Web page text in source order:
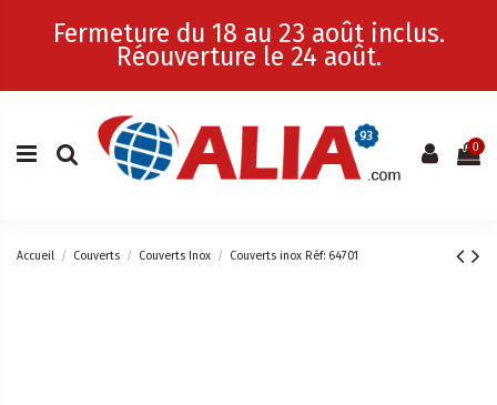
Fermeture du 18 au 23 août inclus.
Réouverture le 24 août.
0
Accueil Couverts Couverts Inox Couverts inox Réf: 64701